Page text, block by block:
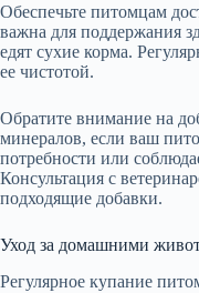
Обеспечьте питомцам
важна для поддержания
едят сухие корма.
ее чистотой.
Обратите внимание на
минералов, если ваш
потребности или
Консультация с
подходящие добавки.
Уход за домашними
Регулярное купание